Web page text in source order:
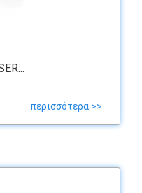
περισσότερα >>